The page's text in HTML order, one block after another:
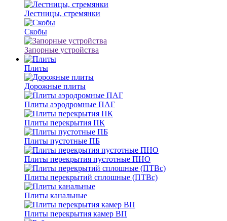
Лестницы, стремянки
Скобы
Запорные устройства
Плиты
Дорожные плиты
Плиты аэродромные ПАГ
Плиты перекрытия ПК
Плиты пустотные ПБ
Плиты перекрытия пустотные ПНО
Плиты перекрытий сплошные (ПТВс)
Плиты канальные
Плиты перекрытия камер ВП